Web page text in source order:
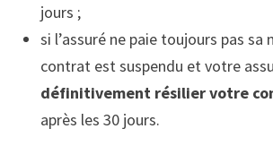
jours ;
si l’assuré ne paie toujours pas sa
contrat est suspendu et votre
définitivement résilier votre
après les 30 jours.